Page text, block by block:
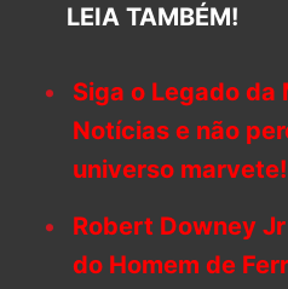
LEIA TAMBÉM!
Siga o Legado da
Notícias e não
universo marvete!
Robert Downey
do Homem de